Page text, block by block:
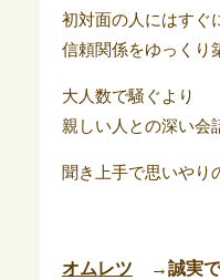
初対面の人にはすぐ
信頼関係をゆっくり
大人数で騒ぐより
親しい人との深い会
聞き上手で思いやり
オムレツ →誠実で